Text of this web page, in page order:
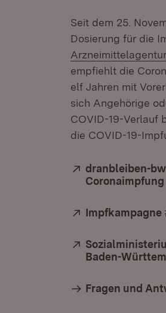
Seit dem 25.
Dosierung für die
empfiehlt die
elf Jahren mit
sich Angehörige
COVID-19-Verlauf
die COVID-19-
Extern:
dranbleiben-
Extern:
Impfkampagne
Extern:
Baden-
Fragen und